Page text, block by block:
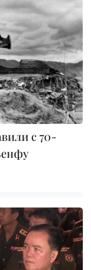
с 70-